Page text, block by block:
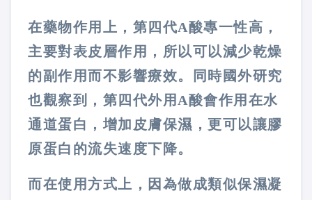
在藥物作用上，第四代A酸專一性高，
主要對表皮層作用，所以可以減少乾燥
的副作用而不影響療效。同時國外研究
也觀察到，第四代外用A酸會作用在水
通道蛋白，增加皮膚保濕，更可以讓膠
原蛋白的流失速度下降。
而在使用方式上，因為做成類似保濕凝